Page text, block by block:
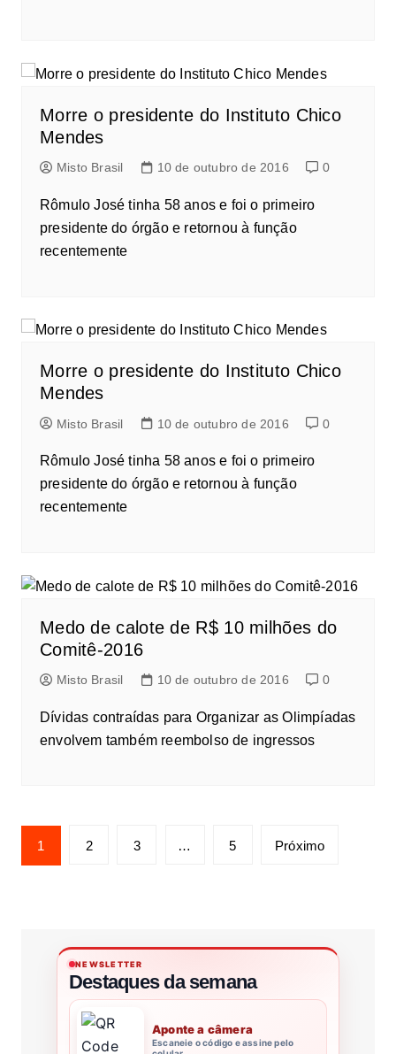
Morre o presidente do Instituto Chico
Mendes
Misto Brasil 10 de outubro de 2016 0
Rômulo José tinha 58 anos e foi o primeiro
presidente do órgão e retornou à função
recentemente
Morre o presidente do Instituto Chico
Mendes
Misto Brasil 10 de outubro de 2016 0
Rômulo José tinha 58 anos e foi o primeiro
presidente do órgão e retornou à função
recentemente
Medo de calote de R$ 10 milhões do
Comitê-2016
Misto Brasil 10 de outubro de 2016 0
Dívidas contraídas para Organizar as Olimpíadas
envolvem também reembolso de ingressos
1 2 3 … 5 Próximo
NEWSLETTER
Destaques da semana
Aponte a câmera
Escaneie o código e assine pelo